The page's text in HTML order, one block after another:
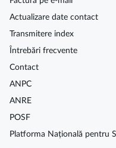
Actualizare date contact
Transmitere index
Întrebări frecvente
Contact
ANPC
ANRE
POSF
Platforma Națională pentru